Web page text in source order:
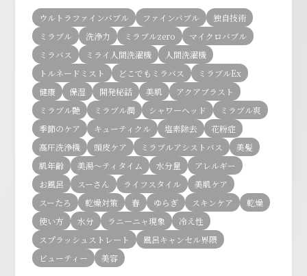
ウルトラファインバブル ファインバブル
独自技術
ミラブル
洗浄力 ミラブルzero
マイクロバブル
ミラバス
ミライ人間洗濯機
人間洗濯機
トルネードミスト
どこでもミラバス
ミラブルEx
健康
保湿 開発秘話 美肌
アクアブラスト
ミラブル艶
ミラブル潤 シャワーヘッド
ミラブル爽
季節のケア
キューティクル 塩素除去
花粉症
高圧洗浄機
頭皮ケア ミラブルアシストバス
美髪
肌年齢
美湯〜ティタイム 水分量
アレルギー
お風呂
スーさん ライフスタイル
美肌ケア
スーたろ
乾燥対策 春 ゆらぎ スキンケア
乾燥
使い方
水分 ラニーニャ現象
冷え性
スプラッシュストレート
風呂キャンセル界隈
ビューティー
美容